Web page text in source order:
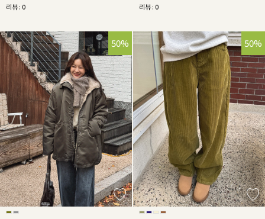
리뷰 : 0 리뷰 : 0
50% 50%